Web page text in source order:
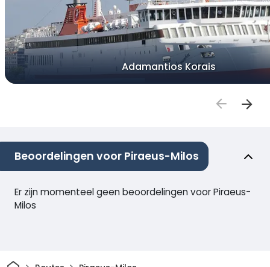
Adamantios Korais
Beoordelingen voor Piraeus-Milos
Er zijn momenteel geen beoordelingen voor Piraeus-
Milos
Thuis